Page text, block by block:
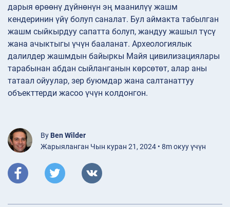
дарыя өрөөнү дүйнөнүн эң маанилүү жашм
кендеринин үйү болуп саналат. Бул аймакта табылган
жашм сыйкырдуу сапатта болуп, жандуу жашыл түсү
жана ачыктыгы үчүн бааланат. Археологиялык
далилдер жашмдын байыркы Майя цивилизациялары
тарабынан абдан сыйланганын көрсөтөт, алар аны
татаал ойуулар, зер буюмдар жана салтанаттуу
объекттерди жасоо үчүн колдонгон.
By Ben Wilder
Жарыяланган Чын куран 21, 2024 • 8m окуу үчүн